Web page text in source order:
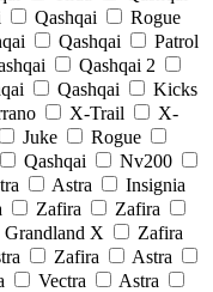
Qashqai
Rogue
Qashqai
Patrol
Qashqai 2
Qashqai
Kicks
X-Trail
X-
Juke
Rogue
Qashqai
Nv200
Astra
Insignia
Zafira
Zafira
Grandland X
Zafira
Zafira
Astra
Vectra
Astra